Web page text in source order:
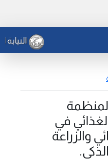
النيابة
في
والزراعة